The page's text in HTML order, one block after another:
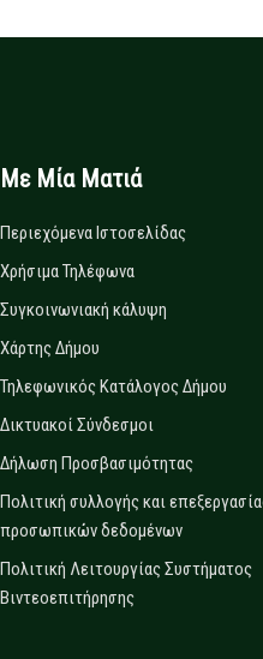
Με Μία Ματιά
Περιεχόμενα Ιστοσελίδας
Χρήσιμα Τηλέφωνα
Συγκοινωνιακή κάλυψη
Χάρτης Δήμου
Τηλεφωνικός Κατάλογος Δήμου
Δικτυακοί Σύνδεσμοι
Δήλωση Προσβασιμότητας
Πολιτική συλλογής και
προσωπικών δεδομένων
Πολιτική Λειτουργίας Συστήματος
Βιντεοεπιτήρησης